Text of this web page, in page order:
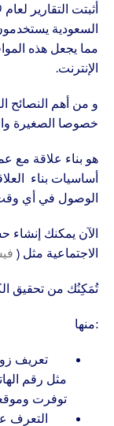
السعودية
مما يجعل هذه
الإنترنت.
و من أهم النصائح
خصوصا الصغيرة
هو بناء علاقة مع
أساسيات بناء
الوصول في أي
الآن يمكنك إنشاء
الاجتماعية مثل (
تُمَكِنُك من تحقيق
:منها
تعريف
مثل رقم
توفرت
التعرف